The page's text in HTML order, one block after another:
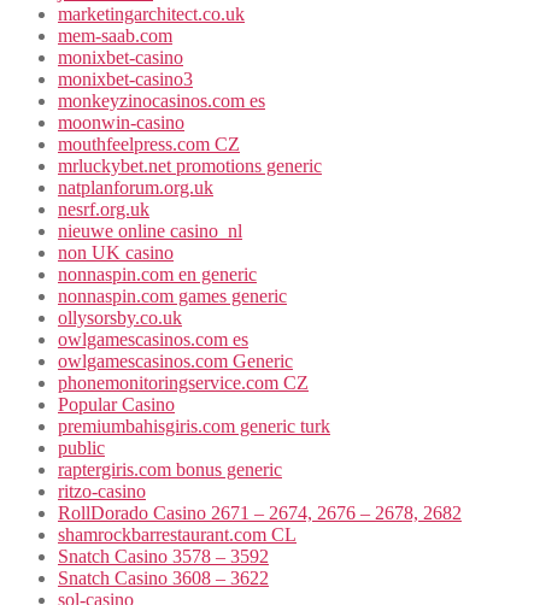
marketingarchitect.co.uk
mem-saab.com
monixbet-casino
monixbet-casino3
monkeyzinocasinos.com es
moonwin-casino
mouthfeelpress.com CZ
mrluckybet.net promotions generic
natplanforum.org.uk
nesrf.org.uk
nieuwe online casino_nl
non UK casino
nonnaspin.com en generic
nonnaspin.com games generic
ollysorsby.co.uk
owlgamescasinos.com es
owlgamescasinos.com Generic
phonemonitoringservice.com CZ
Popular Casino
premiumbahisgiris.com generic turk
public
raptergiris.com bonus generic
ritzo-casino
RollDorado Casino 2671 – 2674, 2676 – 2678, 2682
shamrockbarrestaurant.com CL
Snatch Casino 3578 – 3592
Snatch Casino 3608 – 3622
sol-casino